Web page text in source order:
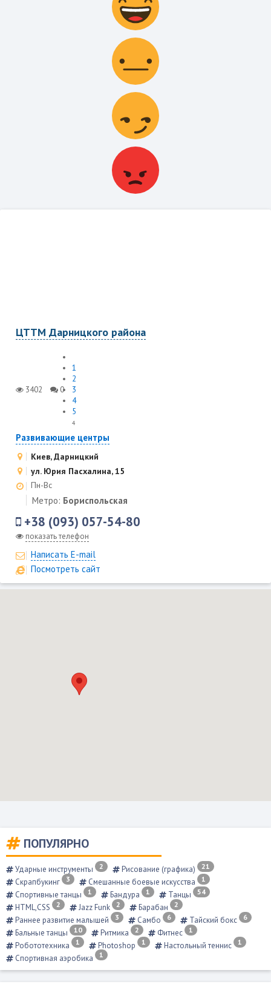
ПОПУЛЯРНО
Ударные инструменты 2 Рисование (графика) 21
Скрапбукинг 3 Смешанные боевые искусства 1
Спортивные танцы 1 Бандура 1 Танцы 54
HTML,CSS 2 Jazz Funk 2 Барабан 2
Раннее развитие малышей 3 Самбо 6 Тайский бокс 6
Бальные танцы 10 Ритмика 2 Фитнес 1
Робототехника 1 Photoshop 1 Настольный теннис 1
Спортивная аэробика 1
ЦТТМ Дарницкого района
3402 0
1
2
3
4
5
4
Развивающие центры
Киев, Дарницкий
ул. Юрия Пасхалина, 15
Пн-Вс
Метро: Бориспольская
+38 (093) 057-54-80
показать телефон
Написать E-mail
Посмотреть сайт